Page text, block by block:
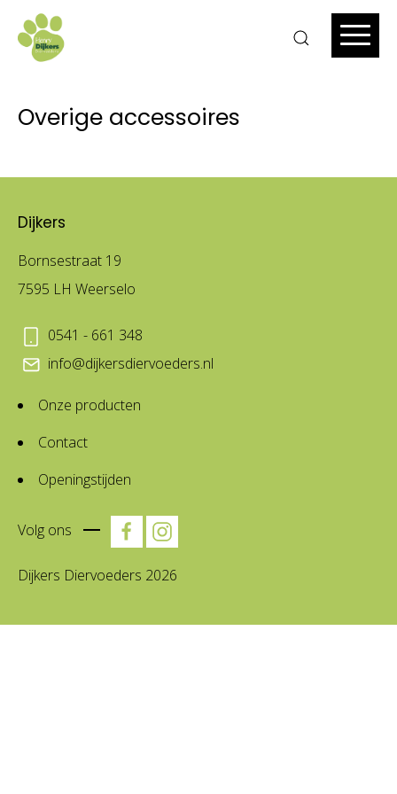
Overige accessoires
Dijkers
Bornsestraat 19
7595 LH Weerselo
0541 - 661 348
info@dijkersdiervoeders.nl
Onze producten
Contact
Openingstijden
Volg ons
Dijkers Diervoeders 2026